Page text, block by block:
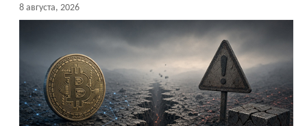
8 августа, 2026